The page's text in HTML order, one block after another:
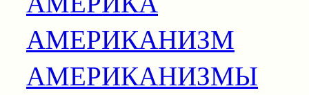
АМЕРИКАНИЗМ
АМЕРИКАНИЗМЫ